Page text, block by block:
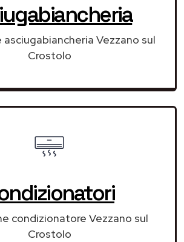
asciugabiancheria Vezzano sul
Crostolo
condizionatore Vezzano sul
Crostolo